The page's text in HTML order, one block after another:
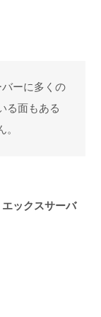
ーに多くの
る面もある
ックスサーバ